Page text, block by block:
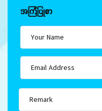
အကြံပြုစာ